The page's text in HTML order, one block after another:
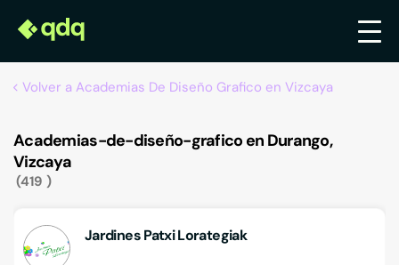
Volver a Academias De Diseño Grafico en Vizcaya
Academias-de-diseño-grafico en Durango,
Vizcaya
419
Jardines Patxi Lorategiak